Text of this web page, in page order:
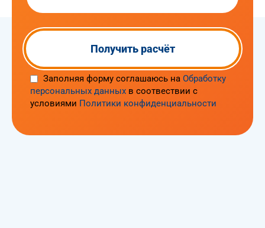
Заполняя форму соглашаюсь на Обработку
персональных данных в соотвествии с
условиями Политики конфиденциальности